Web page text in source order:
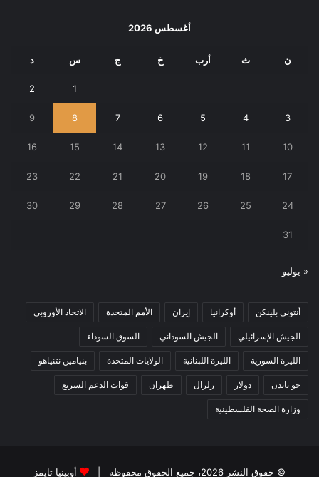
أغسطس 2026
ن ث أرب خ ج س د
1
2
3
4
5
6
7
8
9
10
11
12
13
14
15
16
17
18
19
20
21
22
23
24
25
26
27
28
29
30
31
« يوليو
أنتوني بلينكن أوكرانيا إيران الأمم المتحدة الاتحاد الأوروبي
الجيش الإسرائيلي الجيش السوداني السوق السوداء
الليرة السورية الليرة اللبنانية الولايات المتحدة بنيامين نتنياهو
جو بايدن دولار زلزال طهران قوات الدعم السريع
وزارة الصحة الفلسطينية
© حقوق النشر 2026، جميع الحقوق محفوظة | أوبينيا تايمز